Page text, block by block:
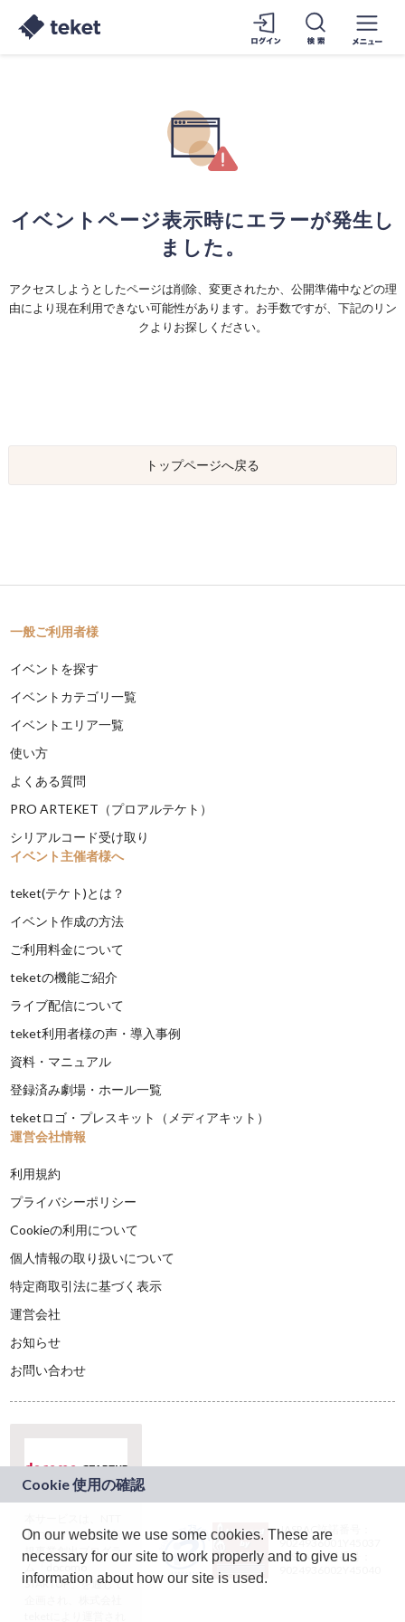
イベントページ表示時にエラーが発生し
ました。
アクセスしようとしたページは削除、変更されたか、公開準備中などの理
由により現在利用できない可能性があります。お手数ですが、下記のリン
クよりお探しください。
トップページへ戻る
一般ご利用者様
イベントを探す
イベントカテゴリ一覧
イベントエリア一覧
使い方
よくある質問
PRO ARTEKET（プロアルテケト）
シリアルコード受け取り
イベント主催者様へ
teket(テケト)とは？
イベント作成の方法
ご利用料金について
teketの機能ご紹介
ライブ配信について
teket利用者様の声・導入事例
資料・マニュアル
登録済み劇場・ホール一覧
teketロゴ・プレスキット（メディアキット）
運営会社情報
利用規約
プライバシーポリシー
Cookieの利用について
個人情報の取り扱いについて
特定商取引法に基づく表示
運営会社
お知らせ
お問い合わせ
ドコモグループの新
規事業創出プログラ
ム「docomo
STARTUP」を通じて
JASRAC許諾番号：
9024936001Y45037
JASRAC許諾番号：
On our website we use some cookies. These are
necessary for our site to work properly and to give us
information about how our site is used.